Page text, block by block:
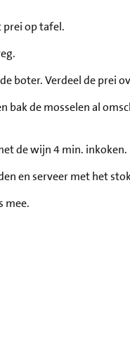
prei op tafel.
boter. Verdeel de prei
bak de mosselen al
de wijn 4 min. inkoken.
en serveer met het
mee.